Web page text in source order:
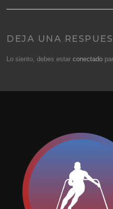
DEJA UNA
Lo siento, debes estarconectado